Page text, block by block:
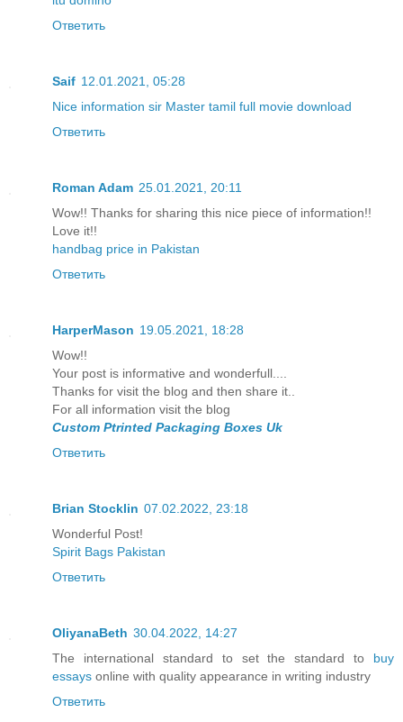
Ответить
Saif 12.01.2021, 05:28
Nice information sir Master tamil full movie download
Ответить
Roman Adam 25.01.2021, 20:11
Wow!! Thanks for sharing this nice piece of information!!
Love it!!
handbag price in Pakistan
Ответить
HarperMason 19.05.2021, 18:28
Wow!!
Your post is informative and wonderfull....
Thanks for visit the blog and then share it..
For all information visit the blog
Custom Ptrinted Packaging Boxes Uk
Ответить
Brian Stocklin 07.02.2022, 23:18
Wonderful Post!
Spirit Bags Pakistan
Ответить
OliyanaBeth 30.04.2022, 14:27
The international standard to set the standard to buy
essays online with quality appearance in writing industry
Ответить